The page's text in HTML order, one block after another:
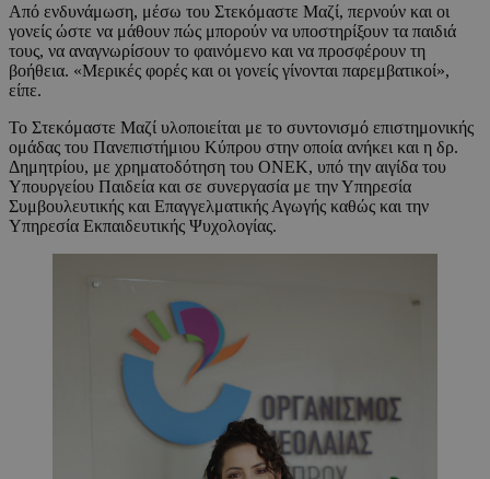
Από ενδυνάμωση, μέσω του Στεκόμαστε Μαζί, περνούν και οι
γονείς ώστε να μάθουν πώς μπορούν να υποστηρίξουν τα παιδιά
τους, να αναγνωρίσουν το φαινόμενο και να προσφέρουν τη
βοήθεια. «Μερικές φορές και οι γονείς γίνονται παρεμβατικοί»,
είπε.
Το Στεκόμαστε Μαζί υλοποιείται με το συντονισμό επιστημονικής
ομάδας του Πανεπιστήμιου Κύπρου στην οποία ανήκει και η δρ.
Δημητρίου, με χρηματοδότηση του ΟΝΕΚ, υπό την αιγίδα του
Υπουργείου Παιδεία και σε συνεργασία με την Υπηρεσία
Συμβουλευτικής και Επαγγελματικής Αγωγής καθώς και την
Υπηρεσία Εκπαιδευτικής Ψυχολογίας.